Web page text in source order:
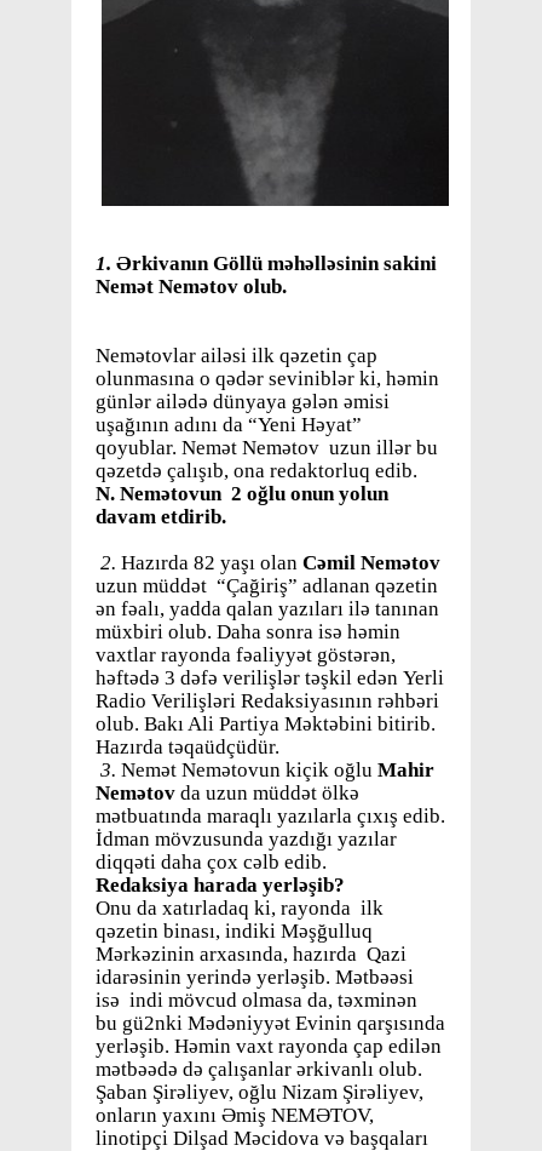
1. Ərkivanın Göllü məhəlləsinin sakini
Nemət Nemətov olub.
Nemətovlar ailəsi ilk qəzetin çap
olunmasına o qədər seviniblər ki, həmin
günlər ailədə dünyaya gələn əmisi
uşağının adını da “Yeni Həyat”
qoyublar. Nemət Nemətov uzun illər bu
qəzetdə çalışıb, ona redaktorluq edib.
N. Nemətovun 2 oğlu onun yolun
davam etdirib.
2. Hazırda 82 yaşı olan Cəmil Nemətov
uzun müddət “Çağiriş” adlanan qəzetin
ən fəalı, yadda qalan yazıları ilə tanınan
müxbiri olub. Daha sonra isə həmin
vaxtlar rayonda fəaliyyət göstərən,
həftədə 3 dəfə verilişlər təşkil edən Yerli
Radio Verilişləri Redaksiyasının rəhbəri
olub. Bakı Ali Partiya Məktəbini bitirib.
Hazırda təqaüdçüdür.
3. Nemət Nemətovun kiçik oğlu Mahir
Nemətov da uzun müddət ölkə
mətbuatında maraqlı yazılarla çıxış edib.
İdman mövzusunda yazdığı yazılar
diqqəti daha çox cəlb edib.
Redaksiya harada yerləşib?
Onu da xatırladaq ki, rayonda ilk
qəzetin binası, indiki Məşğulluq
Mərkəzinin arxasında, hazırda Qazi
idarəsinin yerində yerləşib. Mətbəəsi
isə indi mövcud olmasa da, təxminən
bu gü2nki Mədəniyyət Evinin qarşısında
yerləşib. Həmin vaxt rayonda çap edilən
mətbəədə də çalışanlar ərkivanlı olub.
Şaban Şirəliyev, oğlu Nizam Şirəliyev,
onların yaxını Əmiş NEMƏTOV,
linotipçi Dilşad Məcidova və başqaları